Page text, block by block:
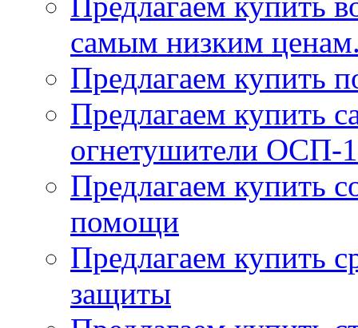
самым низким
Предлагаем купить
Предлагаем купить
огнетушители
Предлагаем купить
помощи
Предлагаем купить
защиты